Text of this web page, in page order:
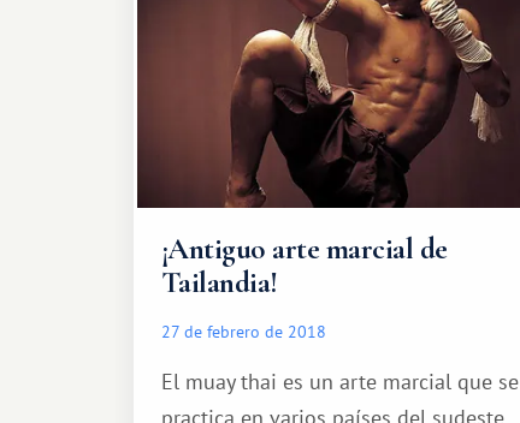
¡Antiguo arte marcial de
Tailandia!
27 de febrero de 2018
El muay thai es un arte marcial que se